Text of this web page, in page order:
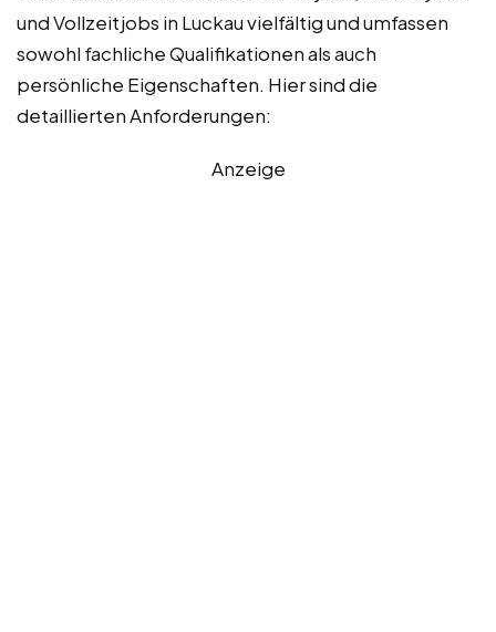
und Vollzeitjobs in Luckau vielfältig und umfassen
sowohl fachliche Qualifikationen als auch
persönliche Eigenschaften. Hier sind die
detaillierten Anforderungen:
Anzeige